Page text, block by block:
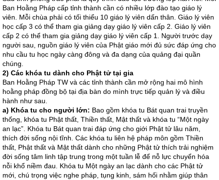
Ban Hoằng Pháp cấp tỉnh thành cần có nhiều lớp đào tạo giáo lý
viên. Mỗi chùa phải có tối thiểu 10 giáo lý viên dấn thân. Giáo lý viên
học cấp 3 có thể tham gia giảng dạy giáo lý viên cấp 2. Giáo lý viên
cấp 2 có thể tham gia giảng dạy giáo lý viên cấp 1. Người trước dạy
người sau, nguồn giáo lý viên của Phật giáo mới đủ sức đáp ứng cho
nhu cầu tu học ngày càng đông và đa dạng của quảng đại quần
chúng.
2) Các khóa tu dành cho Phật tử tại gia
Ban Hoằng Pháp TW và các tỉnh thành cần mở rộng hai mô hình
hoằng pháp đồng bộ tại địa bàn do mình trực tiếp quản lý và điều
hành như sau.
a) Khóa tu cho người lớn: Bao gồm khóa tu Bát quan trai truyền
thống, khóa tu Phật thất, Thiền thất, Mật thất và khóa tu “Một ngày
an lạc”. Khóa tu Bát quan trai đáp ứng cho giới Phật tử lâu năm,
thích đời sống nội tĩnh. Các khóa tu liên hệ pháp môn gồm Thiền
thất, Phật thất và Mật thất dành cho những Phật tử thích trải nghiệm
đời sống tâm linh tập trung trong một tuần lễ để nỗ lực chuyển hóa
nỗi khổ niềm đau. Khóa tu Một ngày an lạc dành cho các Phật tử
mới, chú trọng việc nghe pháp, tụng kinh, sám hối nhằm giúp thân